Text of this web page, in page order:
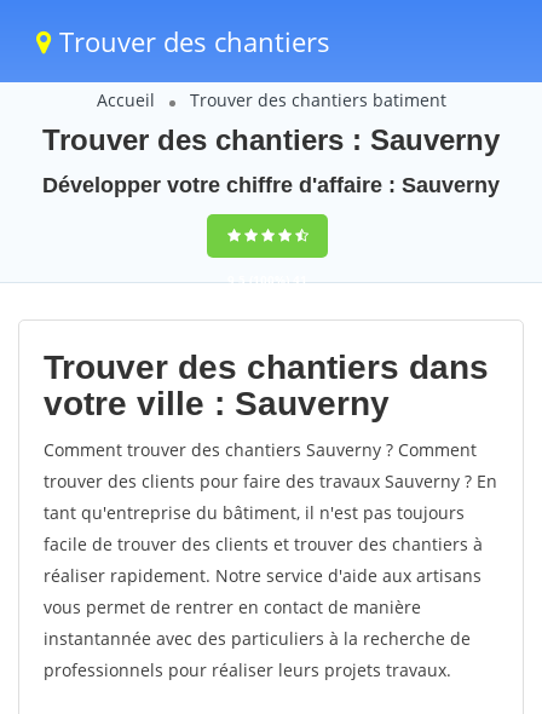
Trouver des chantiers
Accueil Trouver des chantiers batiment
Trouver des chantiers : Sauverny
Développer votre chiffre d'affaire : Sauverny
9,5(100%)41
votes
Trouver des chantiers dans
votre ville : Sauverny
Comment trouver des chantiers Sauverny ? Comment
trouver des clients pour faire des travaux Sauverny ? En
tant qu'entreprise du bâtiment, il n'est pas toujours
facile de trouver des clients et trouver des chantiers à
réaliser rapidement. Notre service d'aide aux artisans
vous permet de rentrer en contact de manière
instantannée avec des particuliers à la recherche de
professionnels pour réaliser leurs projets travaux.